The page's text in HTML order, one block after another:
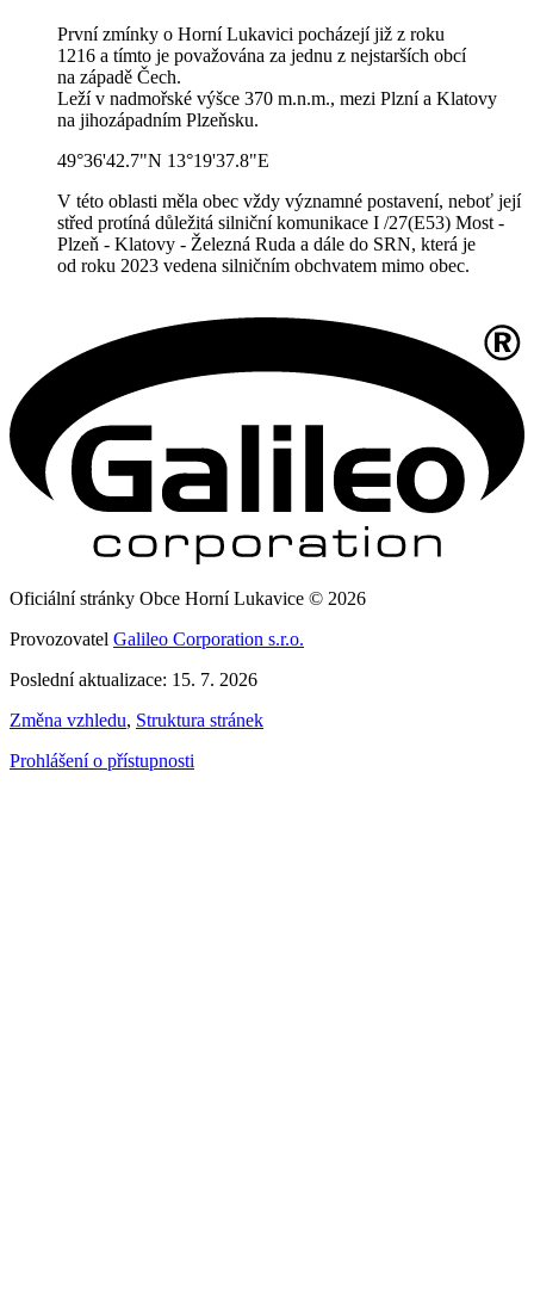
První zmínky o Horní Lukavici pocházejí již z roku
1216 a tímto je považována za jednu z nejstarších obcí
na západě Čech.
Leží v nadmořské výšce 370 m.n.m., mezi Plzní a Klatovy
na jihozápadním Plzeňsku.
49°36'42.7"N 13°19'37.8"E
V této oblasti měla obec vždy významné postavení, neboť její
střed protíná důležitá silniční komunikace I /27(E53) Most -
Plzeň - Klatovy - Železná Ruda a dále do SRN, která je
od roku 2023 vedena silničním obchvatem mimo obec.
Oficiální stránky Obce Horní Lukavice © 2026
Provozovatel Galileo Corporation s.r.o.
Poslední aktualizace: 15. 7. 2026
Změna vzhledu, Struktura stránek
Prohlášení o přístupnosti